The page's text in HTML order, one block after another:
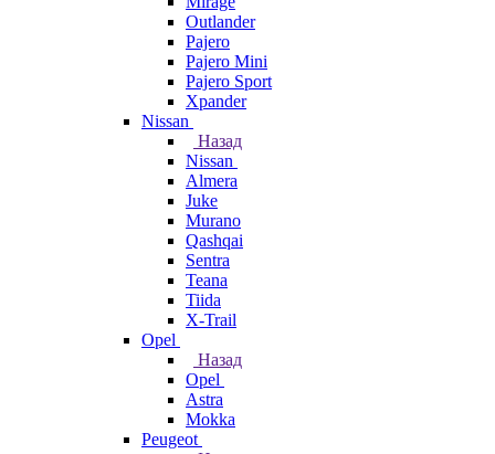
Outlander
Pajero
Pajero Mini
Pajero Sport
Xpander
Nissan
Назад
Nissan
Almera
Juke
Murano
Qashqai
Sentra
Teana
Tiida
X-Trail
Opel
Назад
Opel
Astra
Mokka
Peugeot